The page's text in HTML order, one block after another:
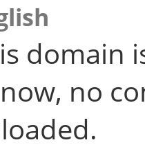
domain
no